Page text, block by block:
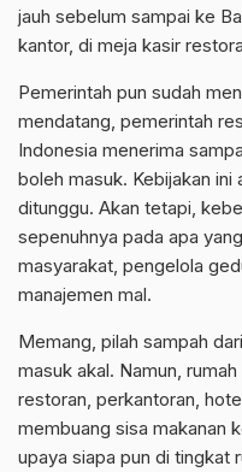
jauh sebelum sampai ke
kantor, di meja kasir
Pemerintah pun sudah
mendatang, pemerintah
Indonesia menerima
boleh masuk. Kebijakan ini
ditunggu. Akan tetapi,
sepenuhnya pada apa
masyarakat, pengelola
manajemen mal.
Memang, pilah sampah
masuk akal. Namun,
restoran, perkantoran,
membuang sisa makanan
upaya siapa pun di tingkat